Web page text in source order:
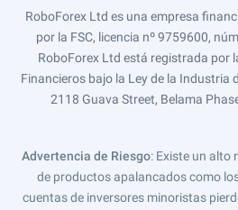
RoboForex Ltd es una empresa
por la FSC, licencia nº 9759600,
RoboForex Ltd está registrada por
Financieros bajo la Ley de la Industria
2118 Guava Street, Belama
Advertencia de Riesgo: Existe un alto
de productos apalancados como
cuentas de inversores minoristas